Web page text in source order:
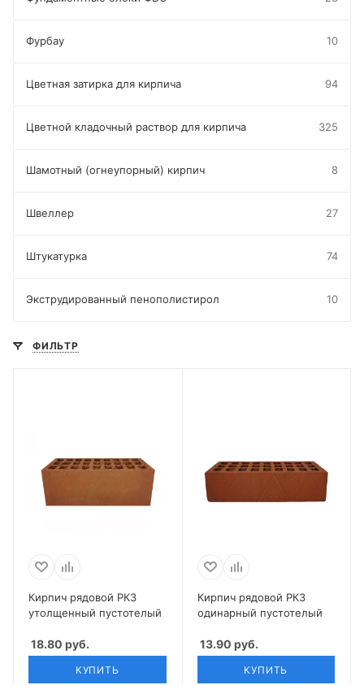
Фурбау 10
Цветная затирка для кирпича 94
Цветной кладочный раствор для кирпича 325
Шамотный (огнеупорный) кирпич 8
Швеллер 27
Штукатурка 74
Экструдированный пенополистирол 10
ФИЛЬТР
Кирпич рядовой РКЗ
утолщенный пустотелый
18.80 руб.
КУПИТЬ
Кирпич рядовой РКЗ
одинарный пустотелый
13.90 руб.
КУПИТЬ